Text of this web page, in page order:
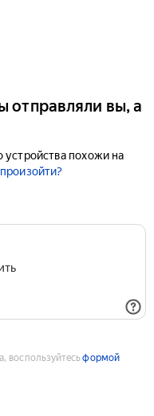
отправляли вы, а
устройства похожи на
воспользуйтесьформой